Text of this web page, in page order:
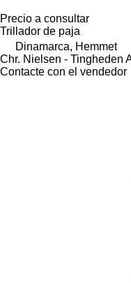
Precio a consultar
Trillador de paja
Dinamarca, Hemmet
Chr. Nielsen - Tingheden
Contacte con el vendedor